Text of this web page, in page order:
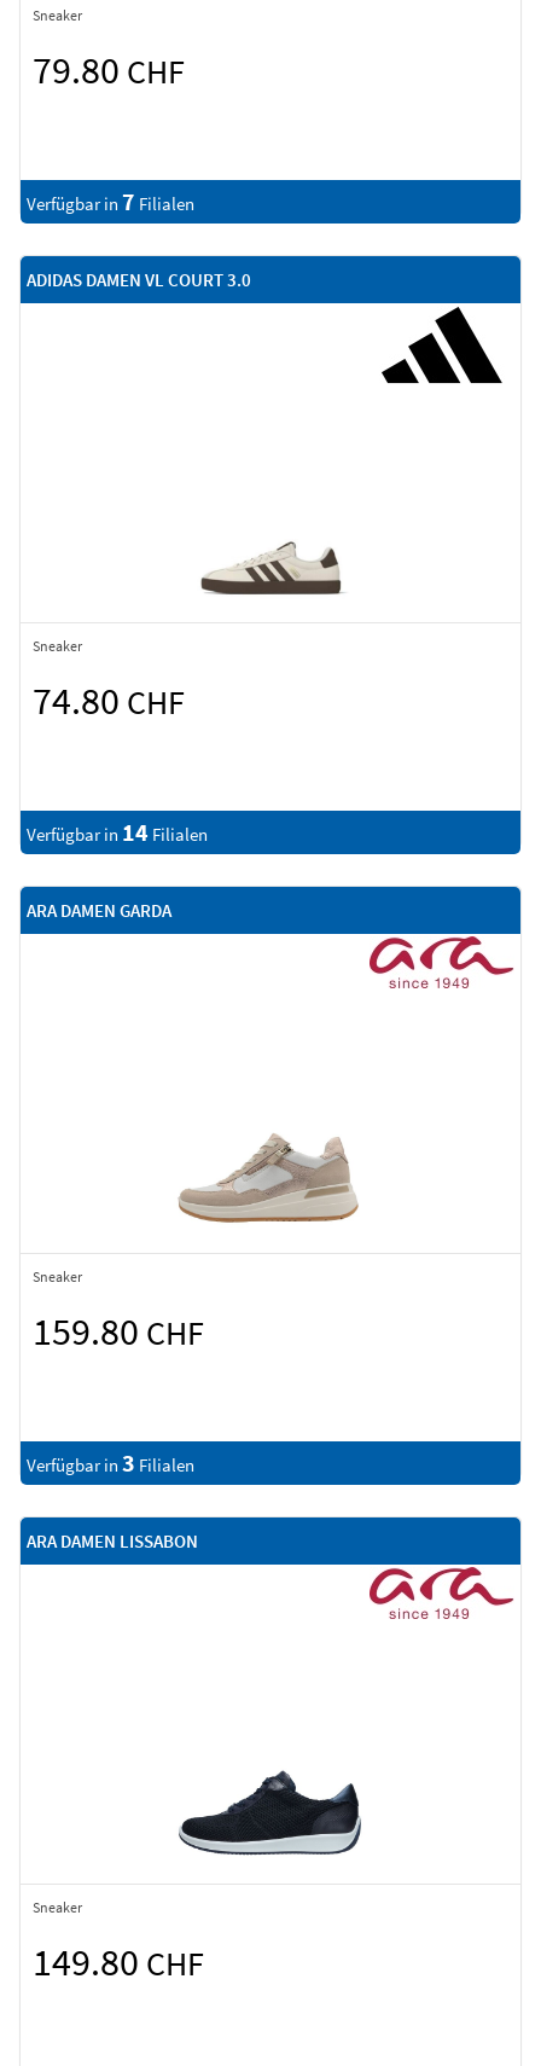
Sneaker
79.80 CHF
Verfügbar in 7 Filialen
ADIDAS DAMEN VL COURT 3.0
Sneaker
74.80 CHF
Verfügbar in 14 Filialen
ARA DAMEN GARDA
Sneaker
159.80 CHF
Verfügbar in 3 Filialen
ARA DAMEN LISSABON
Sneaker
149.80 CHF